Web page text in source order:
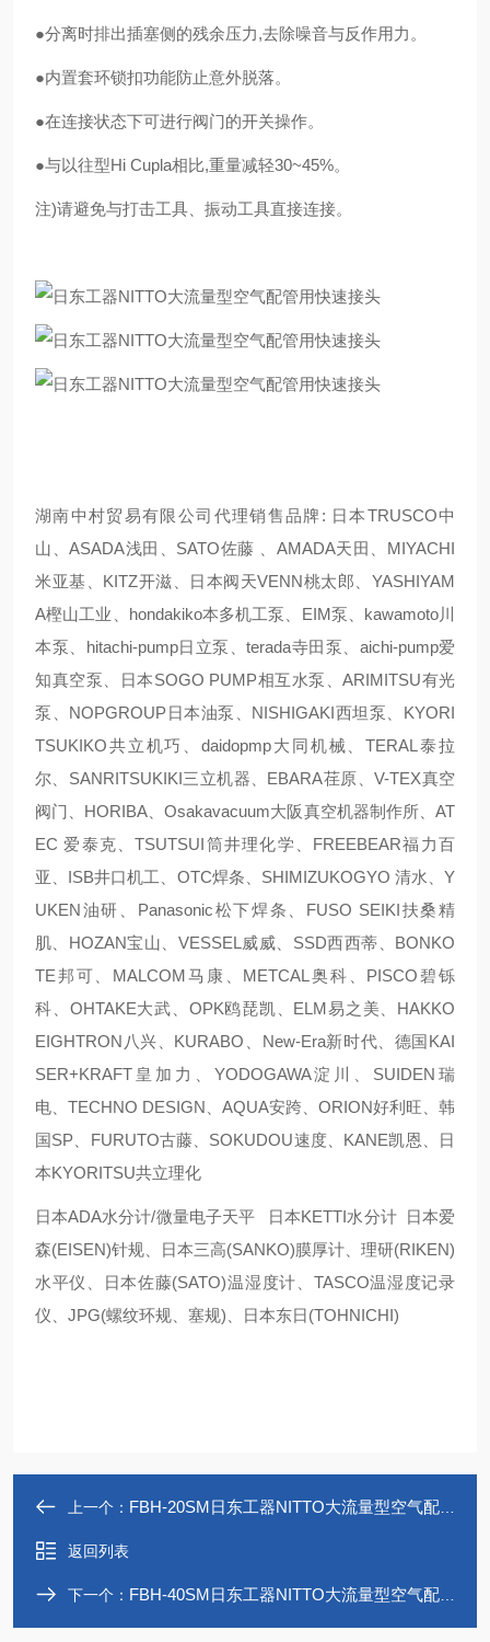
●分离时排出插塞侧的残余压力,去除噪音与反作用力。
●内置套环锁扣功能防止意外脱落。
●在连接状态下可进行阀门的开关操作。
●与以往型Hi Cupla相比,重量减轻30~45%。
注)请避免与打击工具、振动工具直接连接。
湖南中村贸易有限公司代理销售品牌: 日本TRUSCO中
山、ASADA浅田、SATO佐藤 、AMADA天田、MIYACHI
米亚基、KITZ开滋、日本阀天VENN桃太郎、YASHIYAM
A樫山工业、hondakiko本多机工泵、EIM泵、kawamoto川
本泵、hitachi-pump日立泵、terada寺田泵、aichi-pump爱
知真空泵、日本SOGO PUMP相互水泵、ARIMITSU有光
泵、NOPGROUP日本油泵、NISHIGAKI西坦泵、KYORI
TSUKIKO共立机巧、daidopmp大同机械、TERAL泰拉
尔、SANRITSUKIKI三立机器、EBARA荏原、V-TEX真空
阀门、HORIBA、Osakavacuum大阪真空机器制作所、AT
EC 爱泰克、TSUTSUI筒井理化学、FREEBEAR福力百
亚、ISB井口机工、OTC焊条、SHIMIZUKOGYO 清水、Y
UKEN油研、Panasonic松下焊条、FUSO SEIKI扶桑精
肌、HOZAN宝山、VESSEL威威、SSD西西蒂、BONKO
TE邦可、MALCOM马康、METCAL奥科、PISCO碧铄
科、OHTAKE大武、OPK鸥琵凯、ELM易之美、HAKKO
EIGHTRON八兴、KURABO、New-Era新时代、德国KAI
SER+KRAFT皇加力、YODOGAWA淀川、SUIDEN瑞
电、TECHNO DESIGN、AQUA安跨、ORION好利旺、韩
国SP、FURUTO古藤、SOKUDOU速度、KANE凯恩、日
本KYORITSU共立理化
日本ADA水分计/微量电子天平 日本KETTI水分计 日本爱
森(EISEN)针规、日本三高(SANKO)膜厚计、理研(RIKEN)
水平仪、日本佐藤(SATO)温湿度计、TASCO温湿度记录
仪、JPG(螺纹环规、塞规)、日本东日(TOHNICHI)
上一个： FBH-20SM日东工器NITTO大流量型空气配管用快速接头
返回列表
下一个： FBH-40SM日东工器NITTO大流量型空气配管用快速接头